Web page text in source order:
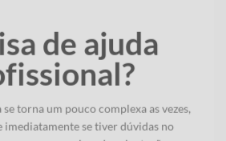
de ajuda
se torna um pouco complexa as vezes,
imediatamente se tiver dúvidas no